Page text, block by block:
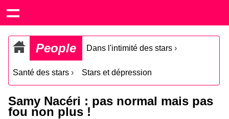
People Dans l'intimité des stars ›
Santé des stars › Stars et dépression
Samy Nacéri : pas normal mais pas
fou non plus !